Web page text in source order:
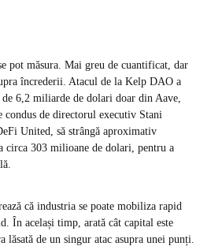
pot măsura. Mai greu de cuantificat, dar
încrederii. Atacul de la Kelp DAO a
6,2 miliarde de dolari doar din Aave,
condus de directorul executiv Stani
United, să strângă aproximativ
circa 303 milioane de dolari, pentru a
că industria se poate mobiliza rapid
În același timp, arată cât capital este
lăsată de un singur atac asupra unei punți.